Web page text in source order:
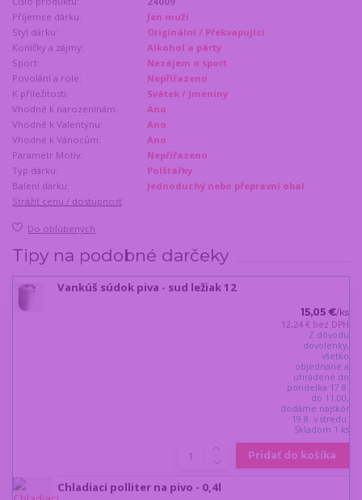
Příjemce dárku:
Jen muži
Styl dárku:
Originální / Překvapující
Koníčky a zájmy:
Alkohol a párty
Sport:
Nezájem o sport
Povolání a role:
Nepřířazeno
K příležitosti:
Svátek / Jmeniny
Vhodné k narozeninám:
Ano
Vhodné k Valentýnu:
Ano
Vhodné k Vánocům:
Ano
Parametr Motiv:
Nepřiřazeno
Typ dárku:
Polštářky
Balení dárku:
Jednoduchý nebo přepravní obal
Strážiť cenu / dostupnosť
Do obľúbených
Tipy na podobné darčeky
Vankúš súdok piva - sud ležiak 12
15,05 €/ks
12,24 € bez DPH
Z dôvodu
dovolenky,
všetko
objednané a
uhradené do
pondelka 17.8.
do 11:00,
dodáme najskôr
19.8. v stredu.
Skladom 1 ks
Pridať do košíka
Chladiaci polliter na pivo - 0,4l